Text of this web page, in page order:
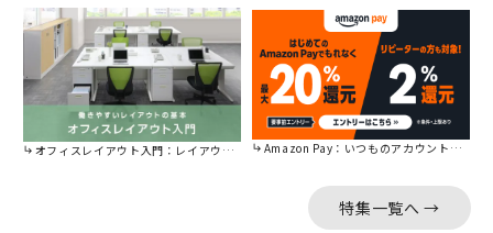
オフィスレイアウト入門：レイアウトの基本をご紹介。 Amazon Pay：いつものアカウントで簡単に決済可能。
特集一覧へ →